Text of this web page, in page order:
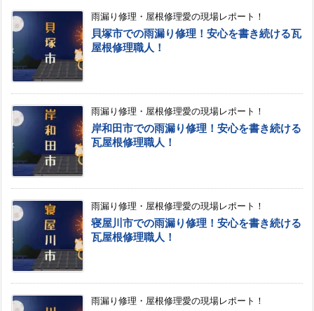
雨漏り修理・屋根修理愛の現場レポート！
貝塚市での雨漏り修理！安心を書き続ける瓦
屋根修理職人！
雨漏り修理・屋根修理愛の現場レポート！
岸和田市での雨漏り修理！安心を書き続ける
瓦屋根修理職人！
雨漏り修理・屋根修理愛の現場レポート！
寝屋川市での雨漏り修理！安心を書き続ける
瓦屋根修理職人！
雨漏り修理・屋根修理愛の現場レポート！